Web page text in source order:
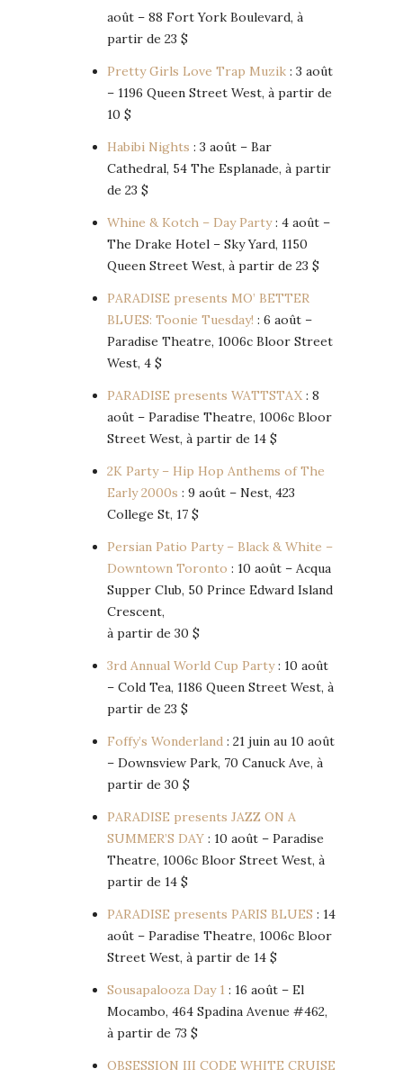
août – 88 Fort York Boulevard, à
partir de 23 $
Pretty Girls Love Trap Muzik : 3 août
– 1196 Queen Street West, à partir de
10 $
Habibi Nights : 3 août – Bar
Cathedral, 54 The Esplanade, à partir
de 23 $
Whine & Kotch – Day Party: 4 août –
The Drake Hotel – Sky Yard, 1150
Queen Street West, à partir de 23 $
PARADISE presents MO’ BETTER
BLUES: Toonie Tuesday! : 6 août –
Paradise Theatre, 1006c Bloor Street
West, 4 $
PARADISE presents WATTSTAX : 8
août – Paradise Theatre, 1006c Bloor
Street West, à partir de 14 $
2K Party – Hip Hop Anthems of The
Early 2000s : 9 août – Nest, 423
College St, 17 $
Persian Patio Party – Black & White –
Downtown Toronto : 10 août – Acqua
Supper Club, 50 Prince Edward Island
Crescent,
à partir de 30 $
3rd Annual World Cup Party: 10 août
– Cold Tea, 1186 Queen Street West, à
partir de 23 $
Foffy’s Wonderland : 21 juin au 10 août
– Downsview Park, 70 Canuck Ave, à
partir de 30 $
PARADISE presents JAZZ ON A
SUMMER’S DAY : 10 août – Paradise
Theatre, 1006c Bloor Street West, à
partir de 14 $
PARADISE presents PARIS BLUES : 14
août – Paradise Theatre, 1006c Bloor
Street West, à partir de 14 $
Sousapalooza Day 1 : 16 août – El
Mocambo, 464 Spadina Avenue #462,
à partir de 73 $
OBSESSION III CODE WHITE CRUISE